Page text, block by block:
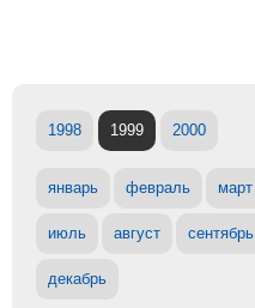
1998 1999 2000
январь февраль март
июль август сентябрь
декабрь